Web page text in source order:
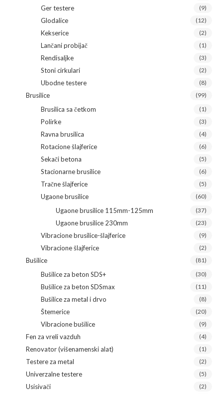
Ger testere (9)
Glodalice (12)
Kekserice (2)
Lančani probijač (1)
Rendisaljke (3)
Stoni cirkulari (2)
Ubodne testere (8)
Brusilice (99)
Brusilica sa četkom (1)
Polirke (3)
Ravna brusilica (4)
Rotacione šlajferice (6)
Sekači betona (5)
Stacionarne brusilice (6)
Tračne šlajferice (5)
Ugaone brusilice (60)
Ugaone brusilice 115mm-125mm (37)
Ugaone brusilice 230mm (23)
Vibracione brusilice-šlajferice (9)
Vibracione šlajferice (2)
Bušilice (81)
Bušilice za beton SDS+ (30)
Bušilice za beton SDSmax (11)
Bušilice za metal i drvo (8)
Štemerice (20)
Vibracione bušilice (9)
Fen za vreli vazduh (4)
Renovator (višenamenski alat) (1)
Testere za metal (2)
Univerzalne testere (5)
Usisivači (2)